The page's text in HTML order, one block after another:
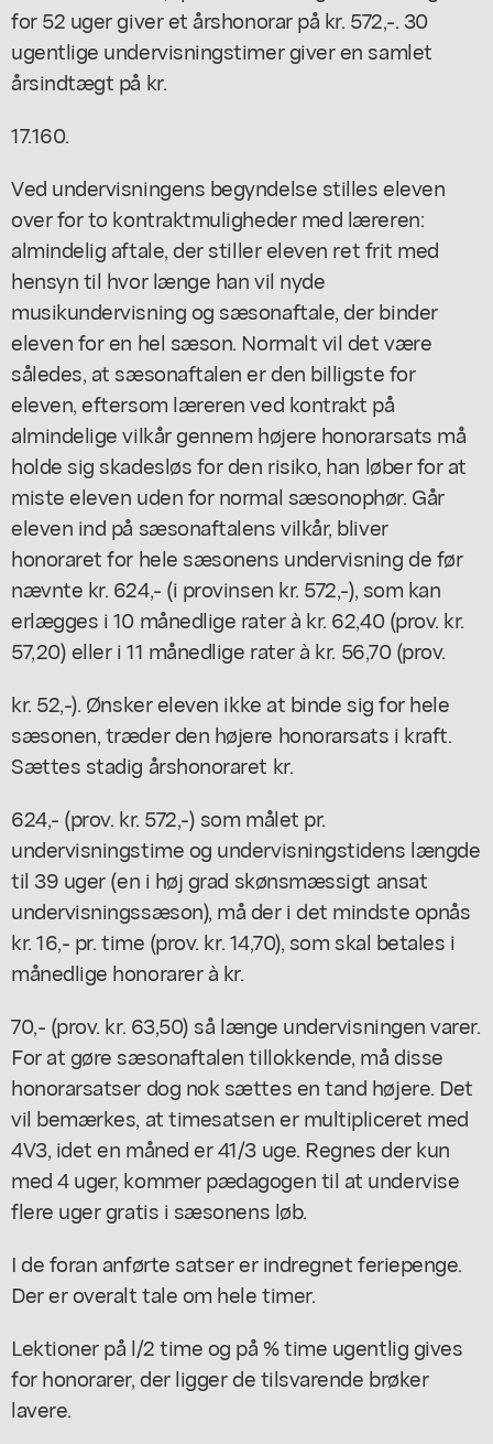
for 52 uger giver et årshonorar på kr. 572,-. 30
ugentlige undervisningstimer giver en samlet
årsindtægt på kr.
17.160.
Ved undervisningens begyndelse stilles eleven
over for to kontraktmuligheder med læreren:
almindelig aftale, der stiller eleven ret frit med
hensyn til hvor længe han vil nyde
musikundervisning og sæsonaftale, der binder
eleven for en hel sæson. Normalt vil det være
således, at sæsonaftalen er den billigste for
eleven, eftersom læreren ved kontrakt på
almindelige vilkår gennem højere honorarsats må
holde sig skadesløs for den risiko, han løber for at
miste eleven uden for normal sæsonophør. Går
eleven ind på sæsonaftalens vilkår, bliver
honoraret for hele sæsonens undervisning de før
nævnte kr. 624,- (i provinsen kr. 572,-), som kan
erlægges i 10 månedlige rater à kr. 62,40 (prov. kr.
57,20) eller i 11 månedlige rater à kr. 56,70 (prov.
kr. 52,-). Ønsker eleven ikke at binde sig for hele
sæsonen, træder den højere honorarsats i kraft.
Sættes stadig årshonoraret kr.
624,- (prov. kr. 572,-) som målet pr.
undervisningstime og undervisningstidens længde
til 39 uger (en i høj grad skønsmæssigt ansat
undervisningssæson), må der i det mindste opnås
kr. 16,- pr. time (prov. kr. 14,70), som skal betales i
månedlige honorarer à kr.
70,- (prov. kr. 63,50) så længe undervisningen varer.
For at gøre sæsonaftalen tillokkende, må disse
honorarsatser dog nok sættes en tand højere. Det
vil bemærkes, at timesatsen er multipliceret med
4V3, idet en måned er 41/3 uge. Regnes der kun
med 4 uger, kommer pædagogen til at undervise
flere uger gratis i sæsonens løb.
I de foran anførte satser er indregnet feriepenge.
Der er overalt tale om hele timer.
Lektioner på l/2 time og på % time ugentlig gives
for honorarer, der ligger de tilsvarende brøker
lavere.